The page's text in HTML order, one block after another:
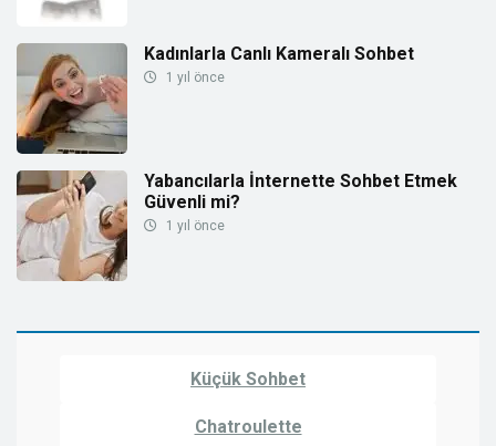
Kadınlarla Canlı Kameralı Sohbet
1 yıl önce
Yabancılarla İnternette Sohbet Etmek
Güvenli mi?
1 yıl önce
Küçük Sohbet
Chatroulette